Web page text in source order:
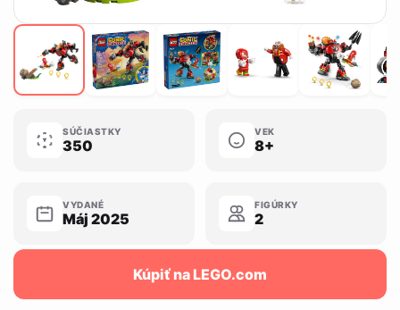
SÚČIASTKY
350
VEK
8+
VYDANÉ
Máj 2025
FIGÚRKY
2
Kúpiť na LEGO.com